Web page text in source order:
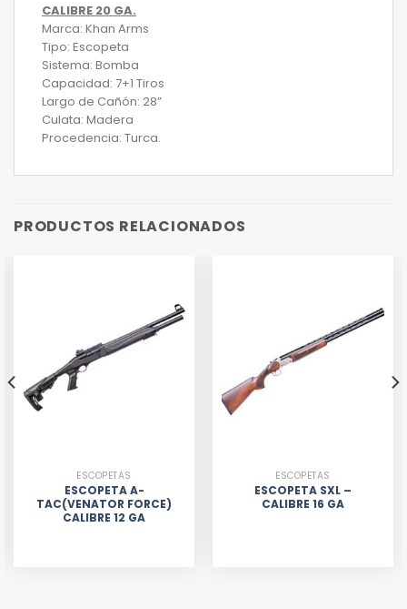
CALIBRE 20 GA.
Marca: Khan Arms
Tipo: Escopeta
Sistema: Bomba
Capacidad: 7+1 Tiros
Largo de Cañón: 28”
Culata: Madera
Procedencia: Turca.
PRODUCTOS RELACIONADOS
ESCOPETAS
ESCOPETA A-
TAC(VENATOR FORCE)
CALIBRE 12 GA
ESCOPETAS
ESCOPETA SXL –
CALIBRE 16 GA